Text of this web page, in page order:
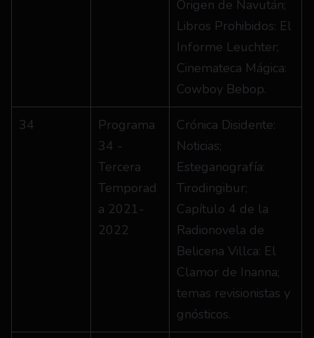
Origen de Navután;
Libros Prohibidos: El
Informe Leuchter;
Cinemateca Mágica:
Cowboy Bebop.
34
Programa
34 -
Tercera
Temporad
a 2021-
2022
Crónica Disidente:
Noticias;
Esteganografía:
Tirodingibur;
Capítulo 4 de la
Radionovela de
Belicena Villca: El
Clamor de Inanna;
temas revisionistas y
gnósticos.